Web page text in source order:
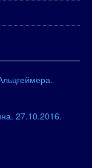
27.10.2016.